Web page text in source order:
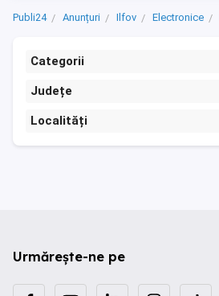
Publi24 Anunțuri Ilfov Electronice
Categorii
Județe
Localități
Urmărește-ne pe